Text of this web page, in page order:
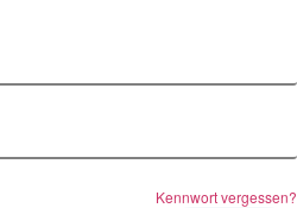
Kennwort vergessen?